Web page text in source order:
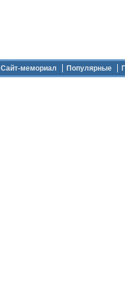
Сайт-мемориал Популярные